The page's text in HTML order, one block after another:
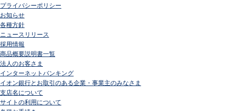
プライバシーポリシー
お知らせ
各種方針
ニュースリリース
採用情報
商品概要説明書一覧
法人のお客さま
インターネットバンキング
イオン銀行とお取引のある企業・事業主のみなさま
支店名について
サイトの利用について